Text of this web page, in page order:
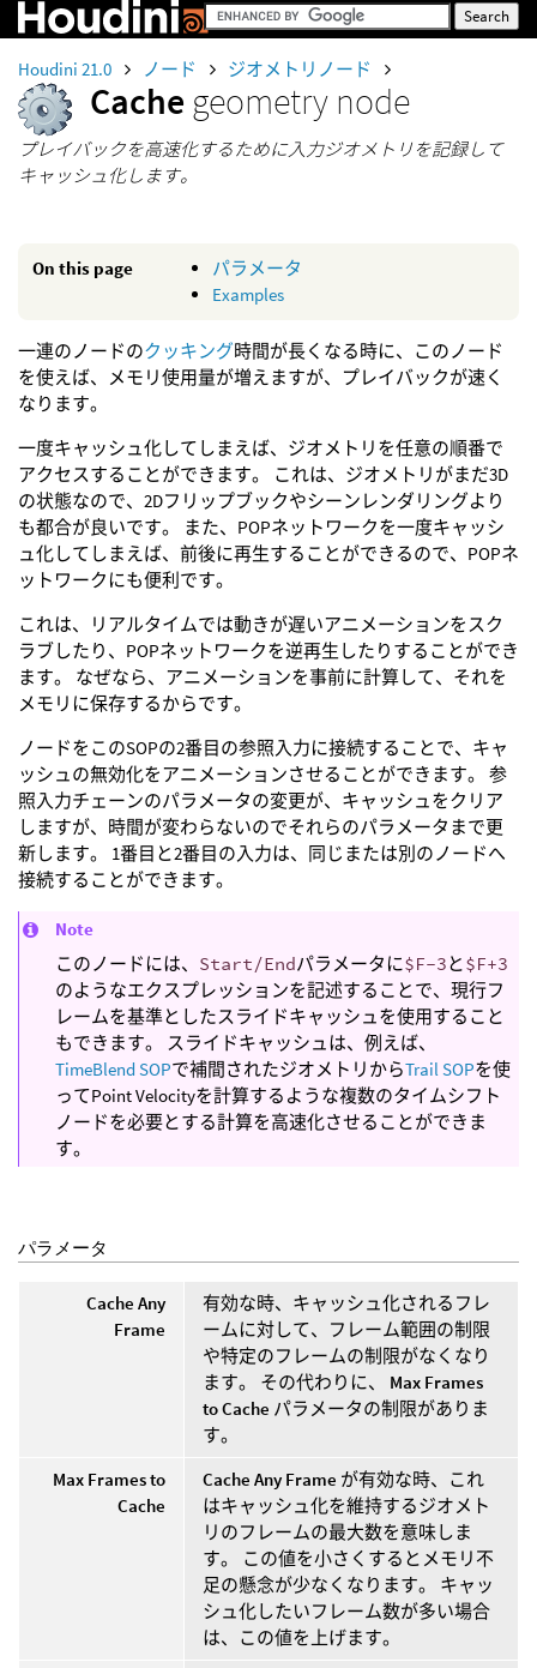
Houdini 21.0 ノード ジオメトリノード
Cache geometry node
プレイバックを高速化するために入力ジオメトリを記録して
キャッシュ化します。
On this page
パラメータ
Examples
一連のノードのクッキング時間が長くなる時に、このノード
を使えば、メモリ使用量が増えますが、プレイバックが速く
なります。
一度キャッシュ化してしまえば、ジオメトリを任意の順番で
アクセスすることができます。 これは、ジオメトリがまだ3D
の状態なので、2Dフリップブックやシーンレンダリングより
も都合が良いです。 また、POPネットワークを一度キャッシ
ュ化してしまえば、前後に再生することができるので、POPネ
ットワークにも便利です。
これは、リアルタイムでは動きが遅いアニメーションをスク
ラブしたり、POPネットワークを逆再生したりすることができ
ます。 なぜなら、アニメーションを事前に計算して、それを
メモリに保存するからです。
ノードをこのSOPの2番目の参照入力に接続することで、キャ
ッシュの無効化をアニメーションさせることができます。 参
照入力チェーンのパラメータの変更が、キャッシュをクリア
しますが、時間が変わらないのでそれらのパラメータまで更
新します。 1番目と2番目の入力は、同じまたは別のノードへ
接続することができます。
Note
このノードには、 Start/Endパラメータに$F-3と$F+3
のようなエクスプレッションを記述することで、現行フ
レームを基準としたスライドキャッシュを使用すること
もできます。 スライドキャッシュは、例えば、
TimeBlend SOPで補間されたジオメトリからTrail SOPを使
ってPoint Velocityを計算するような複数のタイムシフト
ノードを必要とする計算を高速化させることができま
す。
パラメータ
Cache Any
Frame
有効な時、キャッシュ化されるフレ
ームに対して、フレーム範囲の制限
や特定のフレームの制限がなくなり
ます。 その代わりに、 Max Frames
to Cache パラメータの制限がありま
す。
Max Frames to
Cache
Cache Any Frame が有効な時、これ
はキャッシュ化を維持するジオメト
リのフレームの最大数を意味しま
す。 この値を小さくするとメモリ不
足の懸念が少なくなります。 キャッ
シュ化したいフレーム数が多い場合
は、この値を上げます。